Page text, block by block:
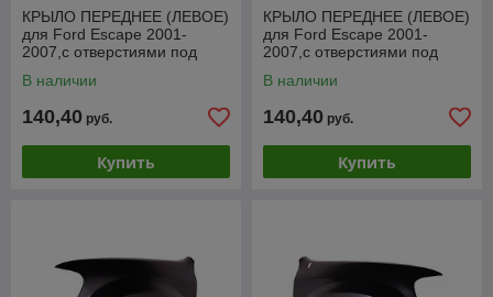
КРЫЛО ПЕРЕДНЕЕ (ЛЕВОЕ)
для Ford Escape 2001-
2007,с отверстиями под
В наличии
140,40 руб.
Купить
КРЫЛО ПЕРЕДНЕЕ (ЛЕВОЕ)
для Ford Escape 2001-
2007,с отверстиями под
В наличии
140,40 руб.
Купить